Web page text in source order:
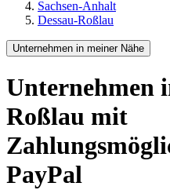
Sachsen-Anhalt
Dessau-Roßlau
Unternehmen in meiner Nähe
Unternehmen
Roßlau mit
PayPal